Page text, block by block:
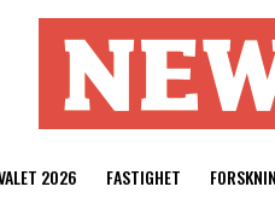
2026 FASTIGHET